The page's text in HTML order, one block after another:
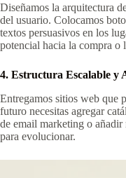
Diseñamos la arquitectura
del usuario. Colocamos
textos persuasivos en los
potencial hacia la compra o
4. Estructura Escalable y
Entregamos sitios web que
futuro necesitas agregar
de email marketing o añadir
para evolucionar.